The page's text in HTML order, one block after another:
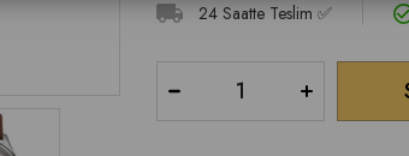
24 Saatte Teslim ✅